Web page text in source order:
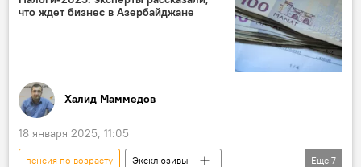
Милли Меджлис
Вугар Байрамов
что ждет бизнес в Азербайджане
Халид Маммедов
18 января 2025, 11:05
пенсия по возрасту
Эксклюзивы
Еще 7